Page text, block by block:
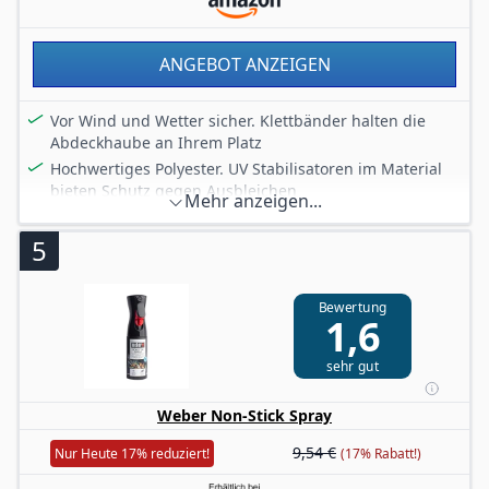
integrierten Seitenablagen, in Schwarz/Silber
ANGEBOT ANZEIGEN
Vor Wind und Wetter sicher. Klettbänder halten die
Abdeckhaube an Ihrem Platz
Hochwertiges Polyester. UV Stabilisatoren im Material
bieten Schutz gegen Ausbleichen
Lange haltbar und sehr strapazierfähig. Atmungsaktiv
und Wasser- und Schmutzabweisend um den Grill vor
Passend für alle Weber Modelle der Spirit/Spirit II 300-
Serie, Spirit EO-210 sowie Spirit 2025er Modelle (mit 2
bis 4 Brennern)
Mehr anzeigen...
5
Bewertung
1,6
sehr gut
Weber Non-Stick Spray
Nur Heute 17% reduziert! 9,54 € (17% Rabatt!)